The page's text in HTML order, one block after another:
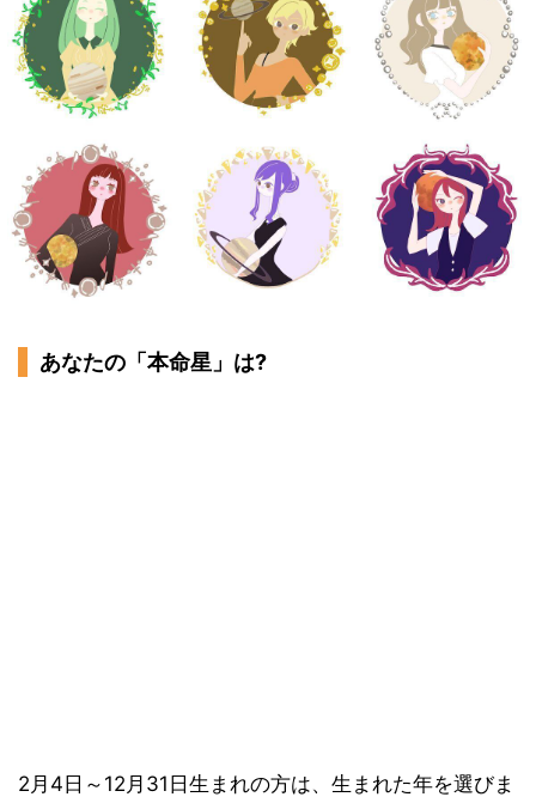
あなたの「本命星」は?
2月4日～12月31日生まれの方は、生まれた年を選びま